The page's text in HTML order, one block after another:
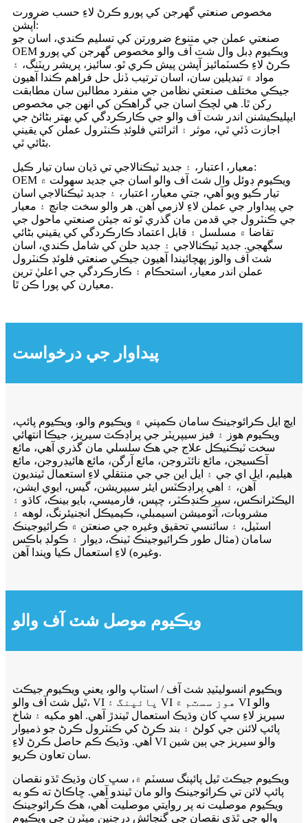
مخصوص صنعتي گهرجن کي پورو ڪرڻ لاءِ حسب ضرورت
آپشن:
صنعتي عملن جي متنوع ضرورتن کي تسليم ڪندي، اسان جو
OEM ويڪيوم ڊبل وال شٽ آف والو مخصوص گهرجن کي پورو
ڪرڻ لاءِ ڪسٽمائيز آپشن پيش ڪري ٿو. سائيز، پريشر ريٽنگ، ۽
مواد ۾ تبديلين سان، اسان ترتيب ڏنل حل فراهم ڪندا آهيون
جيڪي مختلف صنعتي نظامن جي منفرد مطالبن سان مطابقت
رکن ٿا. هي لچڪ اسان جي گراهڪن کي انهن جي مخصوص
ايپليڪيشنن اندر شٽ آف والو جي ڪارڪردگي کي بهتر بڻائڻ جي
اجازت ڏئي ٿي، موثر ۽ اثرائتي فلوئڊ ڪنٽرول عملن کي يقيني
بڻائي ٿي.
معيار، اعتبار، ۽ جديد ٽيڪنالاجي تي ڌيان سان تيار ڪيل:
OEM ويڪيوم ڊوئل وال شٽ آف والو اسان جي جديد سهولت ۾
تيار ڪيو ويو آهي، جتي معيار، اعتبار، ۽ جديد ٽيڪنالاجي اسان
جي پيداوار جي عملن لاءِ لازمي آهن. هر والو سخت جانچ ۽ معيار
جي ڪنٽرول جي قدمن مان گذري ٿو ته جيئن صنعتي ماحول جي
تقاضا ۾ مسلسل ۽ قابل اعتماد ڪارڪردگي کي يقيني بڻائي
سگهجي. جديد ٽيڪنالاجي ۽ جديد حلن کي شامل ڪندي، اسان
شٽ آف والوز پهچائيندا آهيون جيڪي صنعتي فلوئڊ ڪنٽرول
عملن اندر معيار، استحڪام ۽ ڪارڪردگي جي اعليٰ ترين
معيارن کي پورا ڪن ٿا.
پيداوار جي درخواست
ايڇ ايل ڪرائوجينڪ سامان ڪمپني ۾ ويڪيوم والو، ويڪيوم پائپ،
ويڪيوم هوز ۽ فيز سيپريٽر جي پراڊڪٽ سيريز، جيڪا انتهائي
سخت ٽيڪنيڪل علاج جي هڪ سلسلي مان گذري آهي، مائع
آڪسيجن، مائع نائٽروجن، مائع آرگن، مائع هائيڊروجن، مائع
هيليم، ايل اي جي ۽ ايل اين جي جي منتقلي لاءِ استعمال ٿينديون
آهن، ۽ اهي پراڊڪٽس ايئر سيپريشن، گيس، ايوي ايشن،
اليڪٽرانڪس، سپر ڪنڊڪٽر، چپس، فارميسي، بايو بينڪ، کاڌو ۽
مشروبات، آٽوميشن اسيمبلي، ڪيميڪل انجنيئرنگ، لوهه ۽
اسٽيل، ۽ سائنسي تحقيق وغيره جي صنعتن ۾ ڪرائيوجينڪ
سامان (مثال طور ڪرائيوجينڪ ٽينڪ، ديوار ۽ ڪولڊ باڪس
وغيره) لاءِ استعمال ڪيا ويندا آهن.
ويڪيوم موصل شٽ آف والو
ويڪيوم انسوليٽيڊ شٽ آف / اسٽاپ والو، يعني ويڪيوم جيڪٽ
ٿيل شٽ آف والو، VI پائپنگ ۽ VI هوز سسٽم ۾ VI والو
سيريز لاءِ سڀ کان وڌيڪ استعمال ٿيندڙ آهي. اهو مکيه ۽ شاخ
پائپ لائنن جي کولڻ ۽ بند ڪرڻ کي ڪنٽرول ڪرڻ جو ذميوار
آهي. وڌيڪ ڪم حاصل ڪرڻ لاءِ VI والو سيريز جي ٻين شين
سان تعاون ڪريو.
ويڪيوم جيڪٽ ٿيل پائپنگ سسٽم ۾، سڀ کان وڌيڪ ٿڌو نقصان
پائپ لائن تي ڪرائوجينڪ والو مان ٿيندو آهي. ڇاڪاڻ ته ڪو به
ويڪيوم موصليت نه پر روايتي موصليت آهي، هڪ ڪرائوجينڪ
والو جي ٿڌي نقصان جي گنجائش درجنين ميٽرن جي ويڪيوم